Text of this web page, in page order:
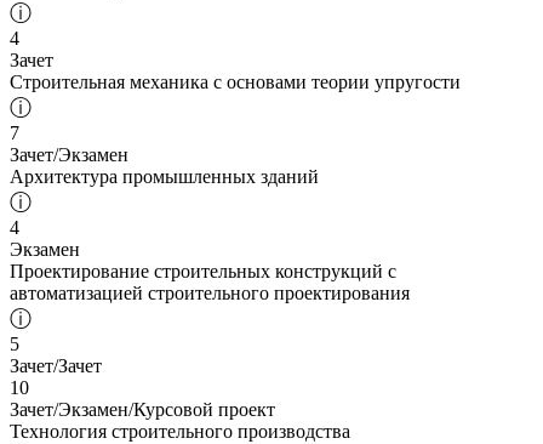
ⓘ
4
Зачет
Строительная механика с основами теории упругости
ⓘ
7
Зачет/Экзамен
Архитектура промышленных зданий
ⓘ
4
Экзамен
Проектирование строительных конструкций с
автоматизацией строительного проектирования
ⓘ
5
Зачет/Зачет
10
Зачет/Экзамен/Курсовой проект
Технология строительного производства